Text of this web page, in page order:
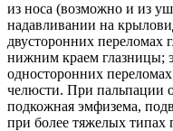
из носа (возможно и из
надавливании на
двусторонних переломах
нижним краем глазницы;
односторонних
челюсти. При пальпации
подкожная эмфизема,
при более тяжелых типах